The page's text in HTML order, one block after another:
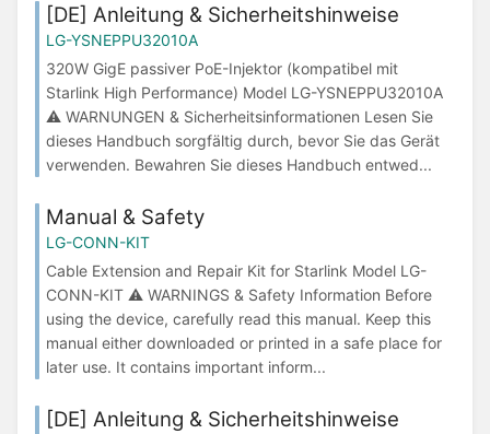
[DE] Anleitung & Sicherheitshinweise
LG-YSNEPPU32010A
320W GigE passiver PoE-Injektor (kompatibel mit
Starlink High Performance) Model LG-YSNEPPU32010A
⚠ WARNUNGEN & Sicherheitsinformationen Lesen Sie
dieses Handbuch sorgfältig durch, bevor Sie das Gerät
verwenden. Bewahren Sie dieses Handbuch entwed...
Manual & Safety
LG-CONN-KIT
Cable Extension and Repair Kit for Starlink Model LG-
CONN-KIT ⚠ WARNINGS & Safety Information Before
using the device, carefully read this manual. Keep this
manual either downloaded or printed in a safe place for
later use. It contains important inform...
[DE] Anleitung & Sicherheitshinweise